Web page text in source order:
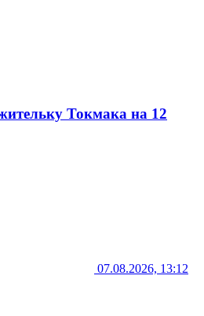
Токмака на 12
07.08.2026, 13:12